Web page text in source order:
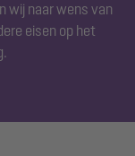
wij naar wens van
eisen op het